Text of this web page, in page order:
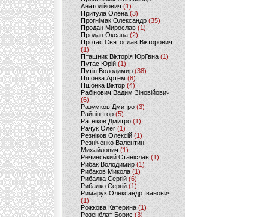
Анатолійович (1)
Притула Олена (3)
Прогнімак Олександр(35)
Продан Мирослав(1)
Продан Оксана (2)
Протас Святослав Вікторович
(1)
Пташник Вікторія Юріївна (1)
Путас Юрій (1)
Путін Володимир(38)
Пшонка Артем (8)
Пшонка Віктор(4)
Рабінович Вадим Зіновійович
(6)
Разумков Дмитро (3)
Райнін Ігор(5)
Ратніков Дмитро (1)
Рачук Олег (1)
Резніков Олексій(1)
Резніченко Валентин
Михайлович (1)
Речинський Станіслав (1)
Рибак Володимир(1)
Рибаков Микола(1)
Рибалка Сергій (6)
Рибалко Сергій (1)
Римарук Олександр Іванович
(1)
Рожкова Катерина(1)
Розенблат Борис (3)